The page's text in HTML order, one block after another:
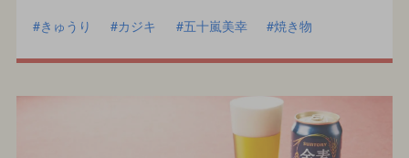
きゅうり カジキ 五十嵐美幸 焼き物